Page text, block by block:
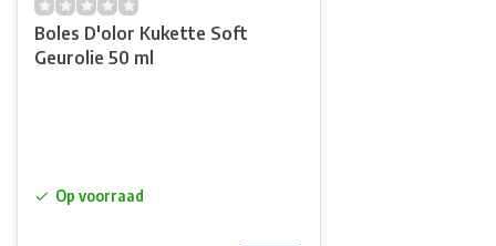
Boles D'olor Kukette Soft
Geurolie 50 ml
Op voorraad